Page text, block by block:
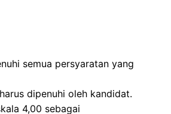
semua persyaratan yang
dipenuhi oleh kandidat.
4,00 sebagai